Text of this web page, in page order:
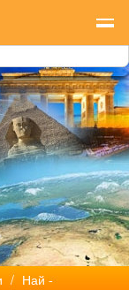
/ Най -